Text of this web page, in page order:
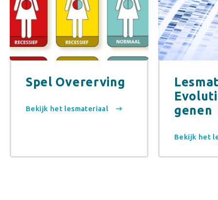
Spel Overerving
Bekijk het lesmateriaal
genen
Bekijk het